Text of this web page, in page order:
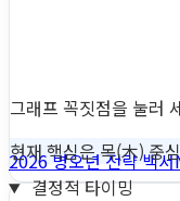
2026 병오년 전략 백서
결정적 타이밍
그래프 꼭짓점을 눌러
현재 핵심은 목(木) 중